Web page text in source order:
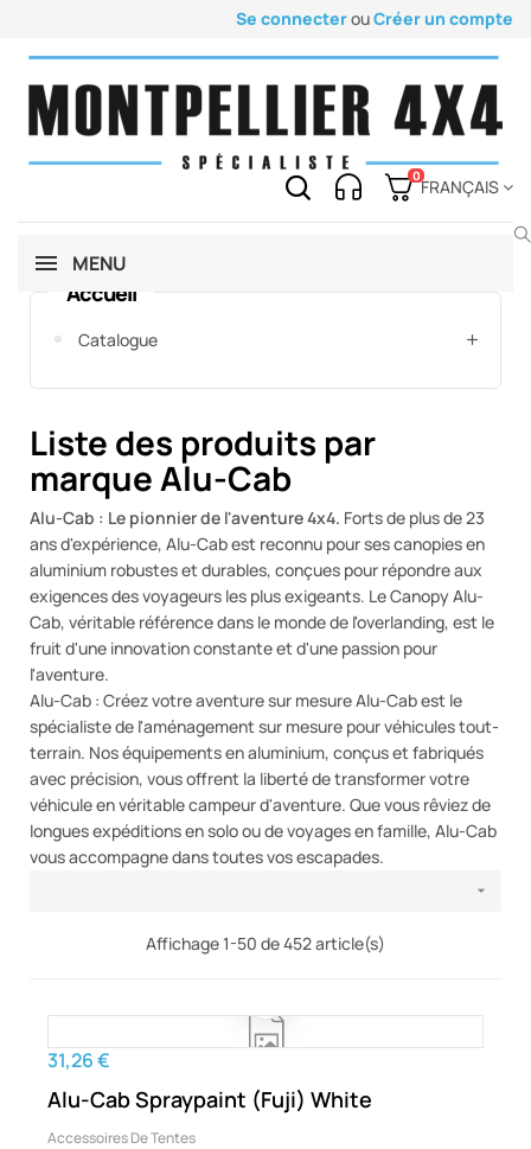
Se connecterouCréer un compte
0
FRANÇAIS
MENU
Accueil
Catalogue
Liste des produits par
marque Alu-Cab
Alu-Cab : Le pionnier de l'aventure 4x4. Forts de plus de 23
ans d'expérience, Alu-Cab est reconnu pour ses canopies en
aluminium robustes et durables, conçues pour répondre aux
exigences des voyageurs les plus exigeants. Le Canopy Alu-
Cab, véritable référence dans le monde de l'overlanding, est le
fruit d'une innovation constante et d'une passion pour
l'aventure.
Alu-Cab : Créez votre aventure sur mesure Alu-Cab est le
spécialiste de l'aménagement sur mesure pour véhicules tout-
terrain. Nos équipements en aluminium, conçus et fabriqués
avec précision, vous offrent la liberté de transformer votre
véhicule en véritable campeur d'aventure. Que vous rêviez de
longues expéditions en solo ou de voyages en famille, Alu-Cab
vous accompagne dans toutes vos escapades.

Affichage 1-50 de 452 article(s)
31,26 €
Alu-Cab Spraypaint (Fuji) White
Accessoires De Tentes